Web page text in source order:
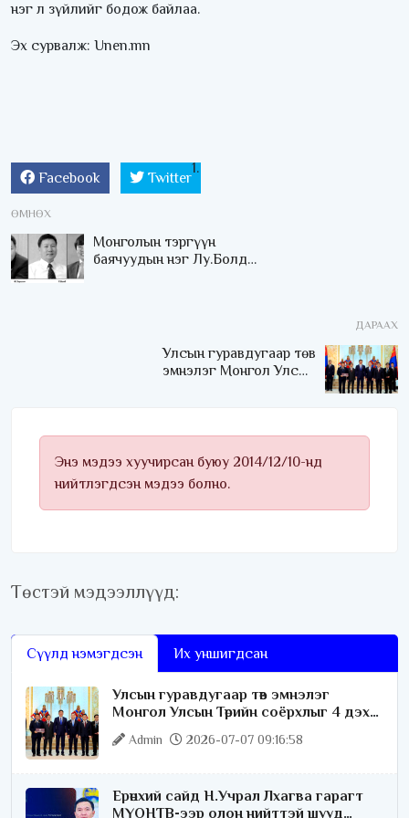
нэг л зүйлийг бодож байлаа.
Эх сурвалж: Unen.mn
Facebook Twitter
ӨМНӨХ
Монголын тэргүүн
баячуудын нэг Лу.Болд
ДАРААХ
Улсын гуравдугаар төв
эмнэлэг Монгол Улсын
Энэ мэдээ хуучирсан буюу 2014/12/10-нд
нийтлэгдсэн мэдээ болно.
Төстэй мэдээллүүд:
Сүүлд нэмэгдсэн Их уншигдсан
Улсын гуравдугаар төв эмнэлэг
Монгол Улсын Төрийн соёрхлыг 4 дэх
удаагаа хүртлээ
Admin 2026-07-07 09:16:58
Ерөнхий сайд Н.Учрал Лхагва гарагт
МҮОНТВ-ээр олон нийттэй шууд